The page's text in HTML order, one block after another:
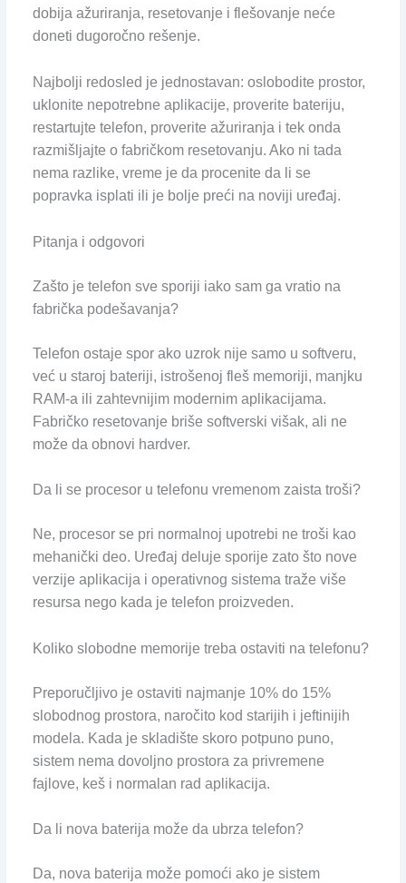
dobija ažuriranja, resetovanje i flešovanje neće
doneti dugoročno rešenje.
Najbolji redosled je jednostavan: oslobodite prostor,
uklonite nepotrebne aplikacije, proverite bateriju,
restartujte telefon, proverite ažuriranja i tek onda
razmišljajte o fabričkom resetovanju. Ako ni tada
nema razlike, vreme je da procenite da li se
popravka isplati ili je bolje preći na noviji uređaj.
Pitanja i odgovori
Zašto je telefon sve sporiji iako sam ga vratio na
fabrička podešavanja?
Telefon ostaje spor ako uzrok nije samo u softveru,
već u staroj bateriji, istrošenoj fleš memoriji, manjku
RAM-a ili zahtevnijim modernim aplikacijama.
Fabričko resetovanje briše softverski višak, ali ne
može da obnovi hardver.
Da li se procesor u telefonu vremenom zaista troši?
Ne, procesor se pri normalnoj upotrebi ne troši kao
mehanički deo. Uređaj deluje sporije zato što nove
verzije aplikacija i operativnog sistema traže više
resursa nego kada je telefon proizveden.
Koliko slobodne memorije treba ostaviti na telefonu?
Preporučljivo je ostaviti najmanje 10% do 15%
slobodnog prostora, naročito kod starijih i jeftinijih
modela. Kada je skladište skoro potpuno puno,
sistem nema dovoljno prostora za privremene
fajlove, keš i normalan rad aplikacija.
Da li nova baterija može da ubrza telefon?
Da, nova baterija može pomoći ako je sistem